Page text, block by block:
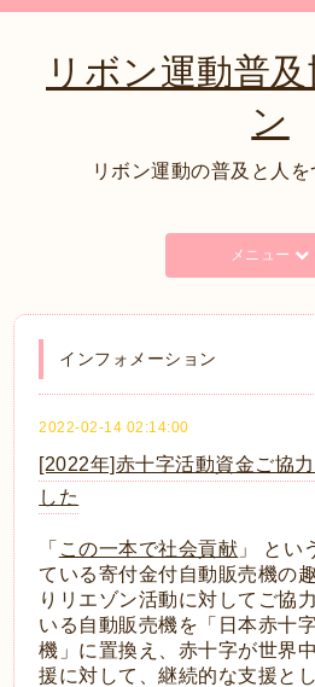
リボン運動普
ン
リボン運動の普及と人
メニュー
インフォメーション
2022-02-14 02:14:00
[2022年]赤十字活動資金ご協
した
「 この一本で社会貢献 」 とい
ている寄付金付自動販売機の
りリエゾン活動に対してご協
いる自動販売機を「日本赤十
機」に置換え、赤十字が世界
援に対して、継続的な支援と